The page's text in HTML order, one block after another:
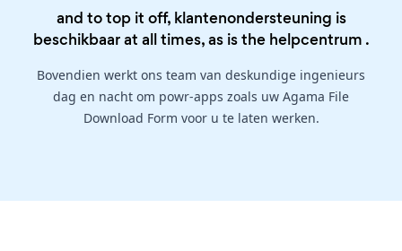
and to top it off, klantenondersteuning is
beschikbaar at all times, as is the helpcentrum .
Bovendien werkt ons team van deskundige ingenieurs
dag en nacht om powr-apps zoals uw Agama File
Download Form voor u te laten werken.